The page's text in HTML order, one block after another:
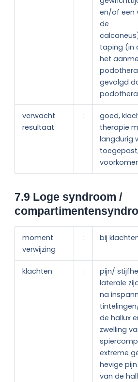
en/of een
de
taping (in
het
gevolgd
verwacht
resultaat
:
goed,
therapie
langdurig
7.9 Loge syndroom /
moment
verwijzing
: bij
klachten :
pijn/
laterale
na
de hallux
zwelling
extreme
hevige
van de